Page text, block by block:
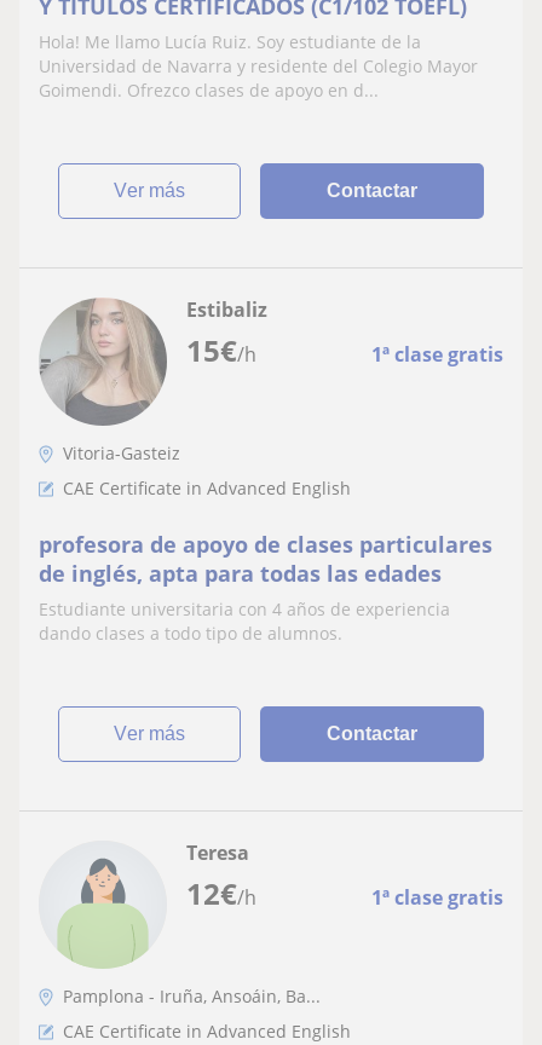
Y TITULOS CERTIFICADOS (C1/102 TOEFL)
Hola! Me llamo Lucía Ruiz. Soy estudiante de la
Universidad de Navarra y residente del Colegio Mayor
Goimendi. Ofrezco clases de apoyo en d...
ver más Contactar
15€/h 1ª clase gratis
Estibaliz
Vitoria-Gasteiz
CAE Certificate in Advanced English
profesora de apoyo de clases particulares
de inglés, apta para todas las edades
Estudiante universitaria con 4 años de experiencia
dando clases a todo tipo de alumnos.
ver más Contactar
12€/h 1ª clase gratis
Teresa
Pamplona - Iruña, Ansoáin, Ba...
CAE Certificate in Advanced English